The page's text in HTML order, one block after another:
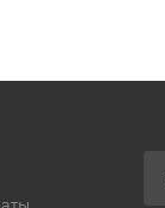
снуд,